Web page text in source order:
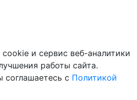
и сервис веб-аналитики
работы сайта.
соглашаетесь с Политикой